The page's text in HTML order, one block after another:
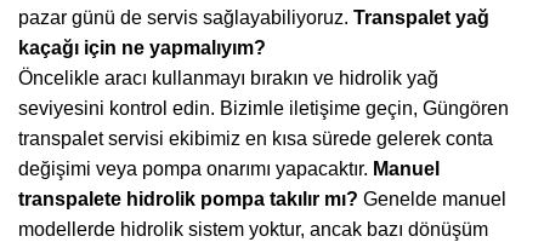
pazar günü de servis sağlayabiliyoruz. Transpalet yağ
kaçağı için ne yapmalıyım?
Öncelikle aracı kullanmayı bırakın ve hidrolik yağ
seviyesini kontrol edin. Bizimle iletişime geçin, Güngören
transpalet servisi ekibimiz en kısa sürede gelerek conta
değişimi veya pompa onarımı yapacaktır. Manuel
transpalete hidrolik pompa takılır mı? Genelde manuel
modellerde hidrolik sistem yoktur, ancak bazı dönüşüm